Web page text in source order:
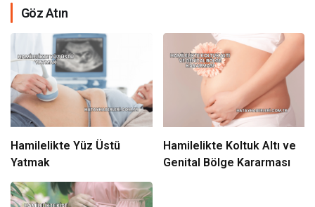
Göz Atın
Hamilelikte Yüz Üstü
Yatmak
Hamilelikte Koltuk Altı ve
Genital Bölge Kararması